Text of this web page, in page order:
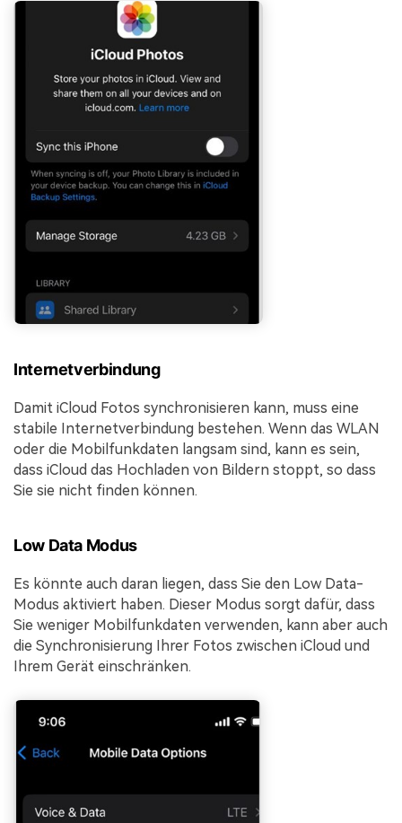
Internetverbindung
Damit iCloud Fotos synchronisieren kann, muss eine
stabile Internetverbindung bestehen. Wenn das WLAN
oder die Mobilfunkdaten langsam sind, kann es sein,
dass iCloud das Hochladen von Bildern stoppt, so dass
Sie sie nicht finden können.
Low Data Modus
Es könnte auch daran liegen, dass Sie den Low Data-
Modus aktiviert haben. Dieser Modus sorgt dafür, dass
Sie weniger Mobilfunkdaten verwenden, kann aber auch
die Synchronisierung Ihrer Fotos zwischen iCloud und
Ihrem Gerät einschränken.